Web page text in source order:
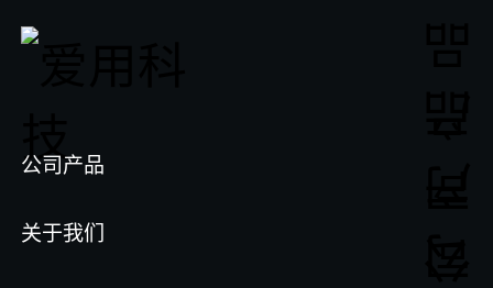
公司产品
关于我们